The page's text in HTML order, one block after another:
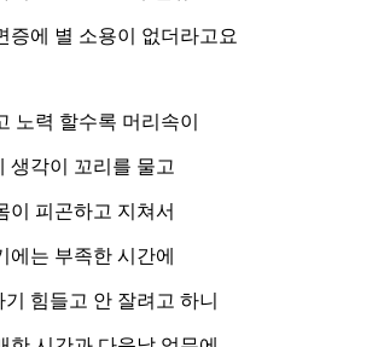
증에 별 소용이 없더라고요
노력 할수록 머리속이
생각이 꼬리를 물고
이 피곤하고 지쳐서
에는 부족한 시간에
힘들고 안 잘려고 하니